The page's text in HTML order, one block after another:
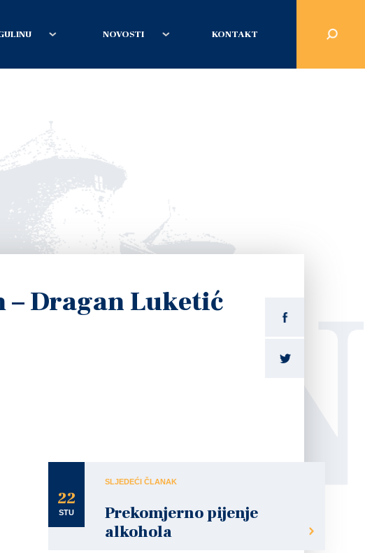
NOVOSTI KONTAKT
Dragan Luketić
22
STU
SLJEDEĆI ČLANAK
Prekomjerno pijenje
alkohola